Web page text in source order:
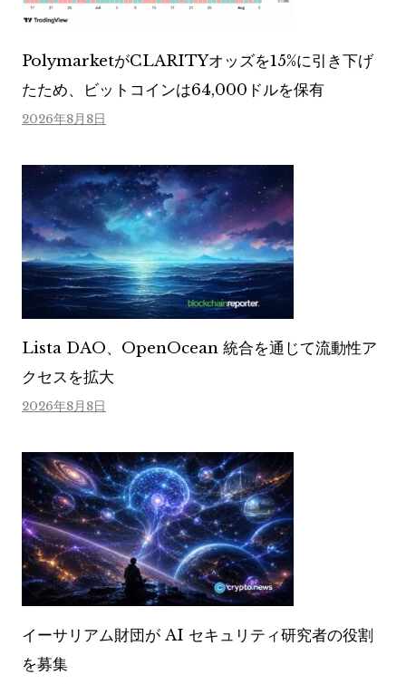
PolymarketがCLARITYオッズを15%に引き下げ
たため、ビットコインは64,000ドルを保有
2026年8月8日
Lista DAO、OpenOcean 統合を通じて流動性ア
クセスを拡大
2026年8月8日
イーサリアム財団が AI セキュリティ研究者の役割
を募集